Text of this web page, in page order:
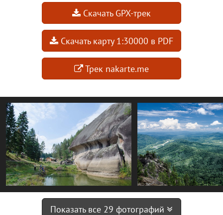
Скачать GPX-трек
Скачать карту 1:30000 в PDF
Трек nakarte.me
Показать все 29 фотографий